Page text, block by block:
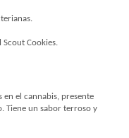
Cookies.
en el cannabis, presente
Tiene un sabor terroso y